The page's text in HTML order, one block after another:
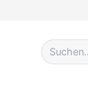
Suchen
nach: